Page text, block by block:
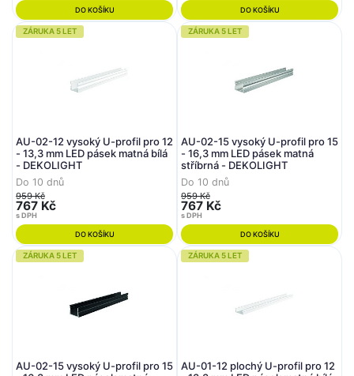
DO KOŠÍKU DO KOŠÍKU
ZÁRUKA 5 LET
AU-02-12 vysoký U-profil pro 12
- 13,3 mm LED pásek matná bílá
- DEKOLIGHT
Do 10 dnů
959 Kč
767 Kč
s DPH
DO KOŠÍKU
ZÁRUKA 5 LET
AU-02-15 vysoký U-profil pro 15
- 16,3 mm LED pásek matná
stříbrná - DEKOLIGHT
Do 10 dnů
959 Kč
767 Kč
s DPH
DO KOŠÍKU
ZÁRUKA 5 LET
AU-02-15 vysoký U-profil pro 15
ZÁRUKA 5 LET
AU-01-12 plochý U-profil pro 12